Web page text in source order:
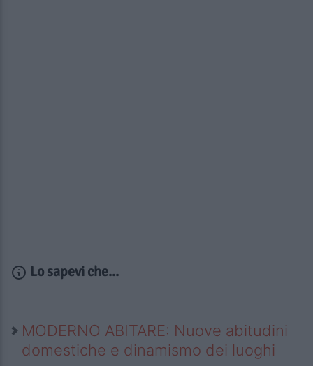
Lo sapevi che...
MODERNO ABITARE: Nuove abitudini
domestiche e dinamismo dei luoghi